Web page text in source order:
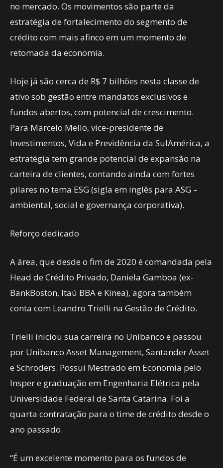
no mercado. Os movimentos são parte da
estratégia de fortalecimento do segmento de
crédito com mais afinco em um momento de
retomada da economia.
Hoje já são cerca de R$ 7 bilhões nesta classe de
ativo sob gestão entre mandatos exclusivos e
fundos abertos, com potencial de crescimento.
Para Marcelo Mello, vice-presidente de
Investimentos, Vida e Previdência da SulAmérica, a
estratégia tem grande potencial de expansão na
carteira de clientes, contando ainda com fortes
pilares no tema ESG (sigla em inglês para ASG –
ambiental, social e governança corporativa).
Reforço dedicado
A área, que desde o fim de 2020 é comandada pela
Head de Crédito Privado, Daniela Gamboa (ex-
BankBoston, Itaú BBA e Kinea), agora também
conta com Leandro Trielli na Gestão de Crédito.
Trielli iniciou sua carreira no Unibanco e passou
por Unibanco Asset Management, Santander Asset
e Schroders. Possui Mestrado em Economia pelo
Insper e graduação em Engenharia Elétrica pela
Universidade Federal de Santa Catarina. Foi a
quarta contratação para o time de crédito desde o
ano passado.
“É um excelente momento para os fundos de